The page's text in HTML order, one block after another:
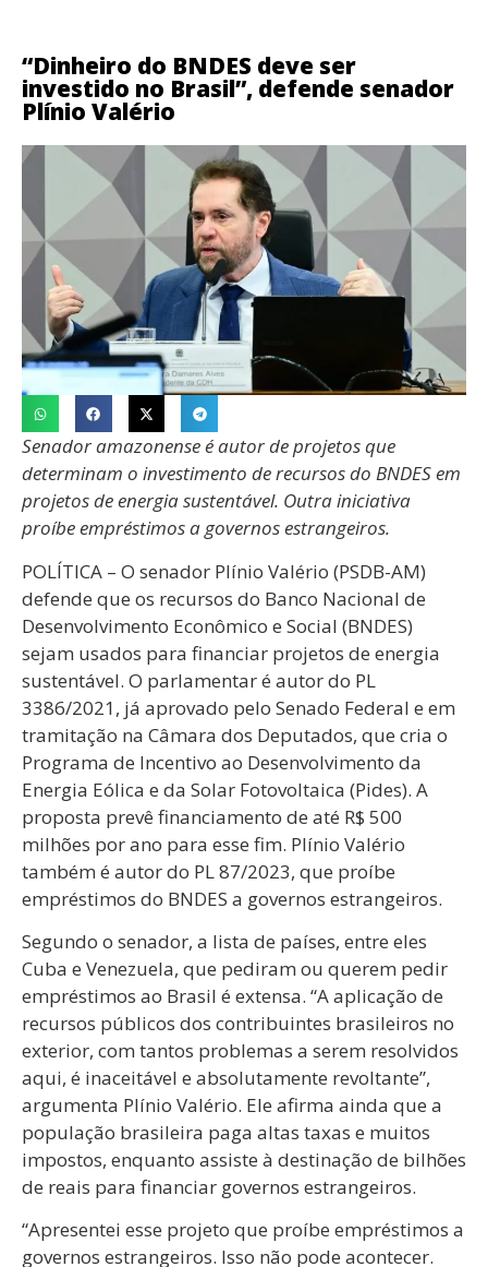
“Dinheiro do BNDES deve ser
investido no Brasil”, defende senador
Plínio Valério
Senador amazonense é autor de projetos que
determinam o investimento de recursos do BNDES em
projetos de energia sustentável. Outra iniciativa
proíbe empréstimos a governos estrangeiros.
POLÍTICA – O senador Plínio Valério (PSDB-AM)
defende que os recursos do Banco Nacional de
Desenvolvimento Econômico e Social (BNDES)
sejam usados para financiar projetos de energia
sustentável. O parlamentar é autor do PL
3386/2021, já aprovado pelo Senado Federal e em
tramitação na Câmara dos Deputados, que cria o
Programa de Incentivo ao Desenvolvimento da
Energia Eólica e da Solar Fotovoltaica (Pides). A
proposta prevê financiamento de até R$ 500
milhões por ano para esse fim. Plínio Valério
também é autor do PL 87/2023, que proíbe
empréstimos do BNDES a governos estrangeiros.
Segundo o senador, a lista de países, entre eles
Cuba e Venezuela, que pediram ou querem pedir
empréstimos ao Brasil é extensa. “A aplicação de
recursos públicos dos contribuintes brasileiros no
exterior, com tantos problemas a serem resolvidos
aqui, é inaceitável e absolutamente revoltante”,
argumenta Plínio Valério. Ele afirma ainda que a
população brasileira paga altas taxas e muitos
impostos, enquanto assiste à destinação de bilhões
de reais para financiar governos estrangeiros.
“Apresentei esse projeto que proíbe empréstimos a
governos estrangeiros. Isso não pode acontecer.